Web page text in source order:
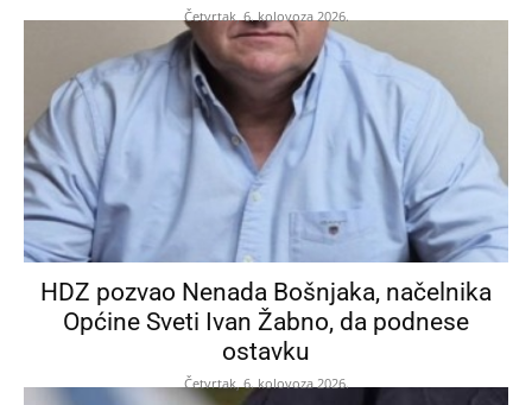
Četvrtak, 6. kolovoza 2026.
HDZ pozvao Nenada Bošnjaka, načelnika
Općine Sveti Ivan Žabno, da podnese
ostavku
Četvrtak, 6. kolovoza 2026.